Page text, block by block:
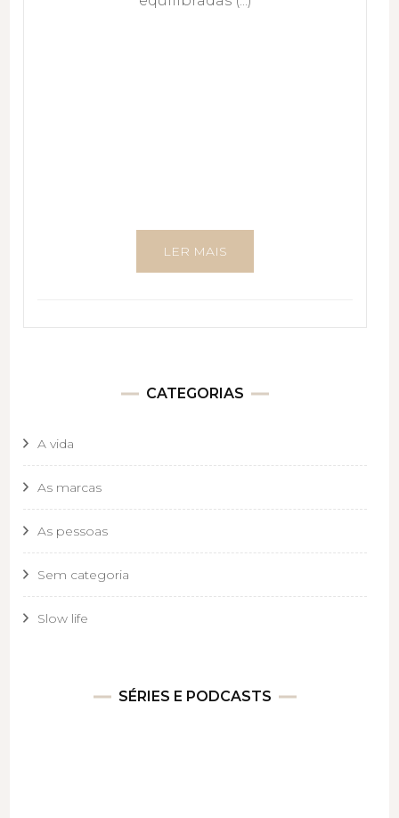
LER MAIS
CATEGORIAS
A vida
As marcas
As pessoas
Sem categoria
Slow life
SÉRIES E PODCASTS